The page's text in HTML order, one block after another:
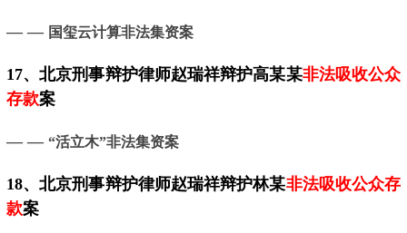
— — 国玺云计算非法集资案
17、北京刑事辩护律师赵瑞祥辩护高某某非法吸收公众
存款案
— — “活立木”非法集资案
18、北京刑事辩护律师赵瑞祥辩护林某非法吸收公众存
款案